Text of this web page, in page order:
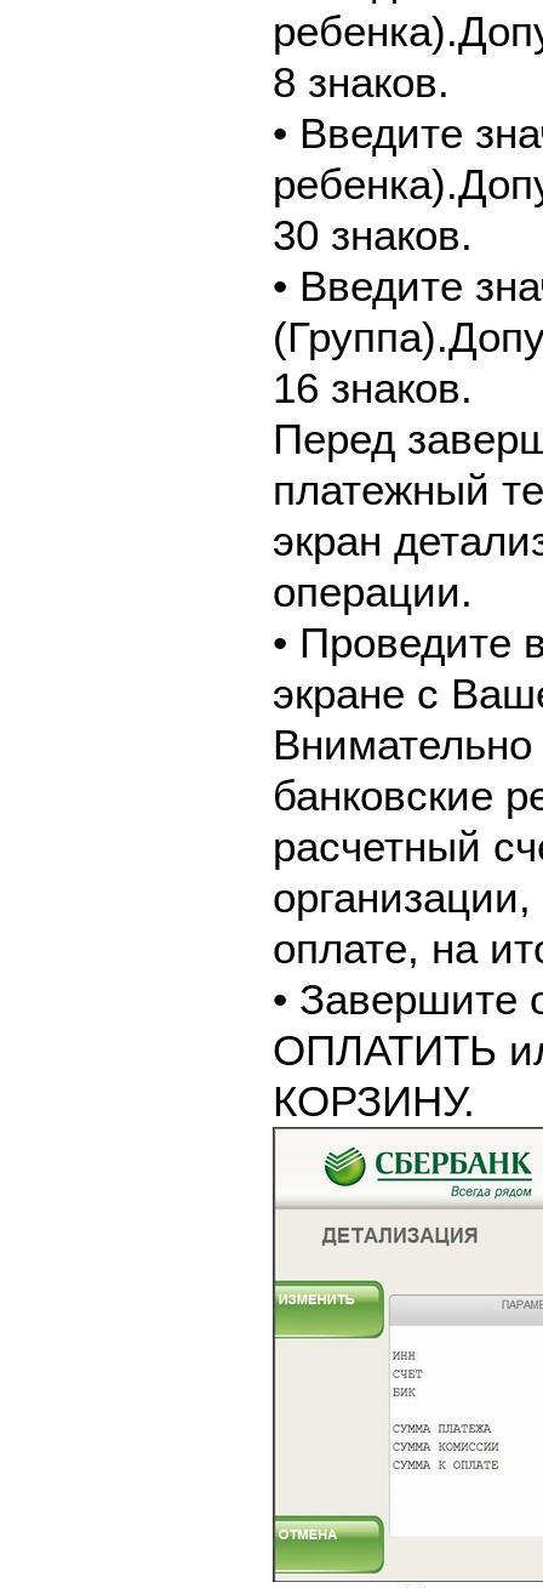
8 знаков.
• Введите
30 знаков.
• Введите
16 знаков.
Перед
платежный
экран
операции.
• Проведите
экране с
банковские
расчетный
оплате, на
• Завершите
ОПЛАТИТЬ
КОРЗИНУ.